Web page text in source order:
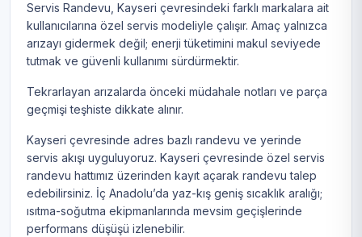
Servis Randevu, Kayseri çevresindeki farklı markalara ait
kullanıcılarına özel servis modeliyle çalışır. Amaç yalnızca
arızayı gidermek değil; enerji tüketimini makul seviyede
tutmak ve güvenli kullanımı sürdürmektir.
Tekrarlayan arızalarda önceki müdahale notları ve parça
geçmişi teşhiste dikkate alınır.
Kayseri çevresinde adres bazlı randevu ve yerinde
servis akışı uyguluyoruz. Kayseri çevresinde özel servis
randevu hattımız üzerinden kayıt açarak randevu talep
edebilirsiniz. İç Anadolu’da yaz-kış geniş sıcaklık aralığı;
ısıtma-soğutma ekipmanlarında mevsim geçişlerinde
performans düşüşü izlenebilir.